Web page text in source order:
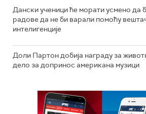
Дански ученици ће морати усмено да
радове да не би варали помоћу
интелигенције
Доли Партон добија награду за
дело за допринос американа музици